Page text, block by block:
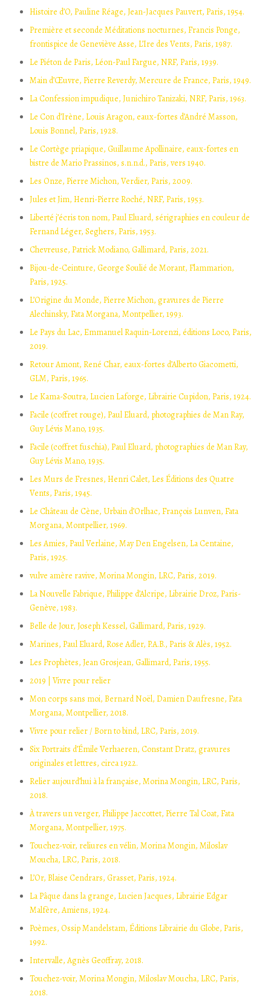
Histoire d’O, Pauline Réage, Jean-Jacques Pauvert, Paris, 1954.
Première et seconde Méditations nocturnes, Francis Ponge,
frontispice de Geneviève Asse, L’Ire des Vents, Paris, 1987.
Le Piéton de Paris, Léon-Paul Fargue, NRF, Paris, 1939.
Main d’Œuvre, Pierre Reverdy, Mercure de France, Paris, 1949.
La Confession impudique, Junichiro Tanizaki, NRF, Paris, 1963.
Le Con d’Irène, Louis Aragon, eaux-fortes d’André Masson,
Louis Bonnel, Paris, 1928.
Le Cortège priapique, Guillaume Apollinaire, eaux-fortes en
bistre de Mario Prassinos, s.n.n.d., Paris, vers 1940.
Les Onze, Pierre Michon, Verdier, Paris, 2009.
Jules et Jim, Henri-Pierre Roché, NRF, Paris, 1953.
Liberté j’écris ton nom, Paul Eluard, sérigraphies en couleur de
Fernand Léger, Seghers, Paris, 1953.
Chevreuse, Patrick Modiano, Gallimard, Paris, 2021.
Bijou-de-Ceinture, George Soulié de Morant, Flammarion,
Paris, 1925.
L’Origine du Monde, Pierre Michon, gravures de Pierre
Alechinsky, Fata Morgana, Montpellier, 1993.
Le Pays du Lac, Emmanuel Raquin-Lorenzi, éditions Loco, Paris,
2019.
Retour Amont, René Char, eaux-fortes d’Alberto Giacometti,
GLM, Paris, 1965.
Le Kama-Soutra, Lucien Laforge, Librairie Cupidon, Paris, 1924.
Facile (coffret rouge), Paul Eluard, photographies de Man Ray,
Guy Lévis Mano, 1935.
Facile (coffret fuschia), Paul Eluard, photographies de Man Ray,
Guy Lévis Mano, 1935.
Les Murs de Fresnes, Henri Calet, Les Éditions des Quatre
Vents, Paris, 1945.
Le Château de Cène, Urbain d’Orlhac, François Lunven, Fata
Morgana, Montpellier, 1969.
Les Amies, Paul Verlaine, May Den Engelsen, La Centaine,
Paris, 1925.
vulve amère ravive, Morina Mongin, LRC, Paris, 2019.
La Nouvelle Fabrique, Philippe d’Alcripe, Librairie Droz, Paris-
Genève, 1983.
Belle de Jour, Joseph Kessel, Gallimard, Paris, 1929.
Marines, Paul Eluard, Rose Adler, P.A.B., Paris & Alès, 1952.
Les Prophètes, Jean Grosjean, Gallimard, Paris, 1955.
2019 | Vivre pour relier
Mon corps sans moi, Bernard Noël, Damien Daufresne, Fata
Morgana, Montpellier, 2018.
Vivre pour relier / Born to bind, LRC, Paris, 2019.
Six Portraits d’Émile Verhaeren, Constant Dratz, gravures
originales et lettres, circa 1922.
Relier aujourd’hui à la française, Morina Mongin, LRC, Paris,
2018.
À travers un verger, Philippe Jaccottet, Pierre Tal Coat, Fata
Morgana, Montpellier, 1975.
Touchez-voir, reliures en vélin, Morina Mongin, Miloslav
Moucha, LRC, Paris, 2018.
L’Or, Blaise Cendrars, Grasset, Paris, 1924.
La Pâque dans la grange, Lucien Jacques, Librairie Edgar
Malfère, Amiens, 1924.
Poèmes, Ossip Mandelstam, Éditions Librairie du Globe, Paris,
1992.
Intervalle, Agnès Geoffray, 2018.
Touchez-voir, Morina Mongin, Miloslav Moucha, LRC, Paris,
2018.